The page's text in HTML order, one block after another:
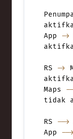
App ->
RS ->
Maps
tidak
RS -->
App -->